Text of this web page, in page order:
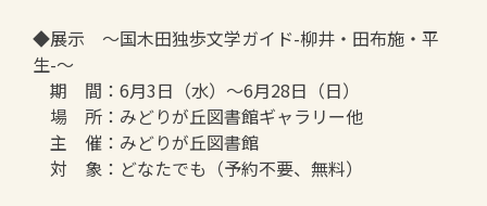
◆展示 ～国木田独歩文学ガイド-柳井・田布施・平
生-～
期 間：6月3日（水）～6月28日（日）
場 所：みどりが丘図書館ギャラリー他
主 催：みどりが丘図書館
対 象：どなたでも（予約不要、無料）